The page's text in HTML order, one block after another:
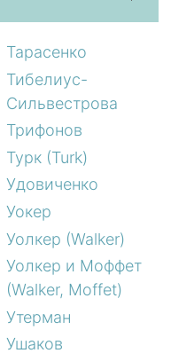
Тарасенко
Тибелиус-
Сильвестрова
Трифонов
Турк (Turk)
Удовиченко
Уокер
Уолкер (Walker)
Уолкер и Моффет
(Walker, Moffet)
Утерман
Ушаков